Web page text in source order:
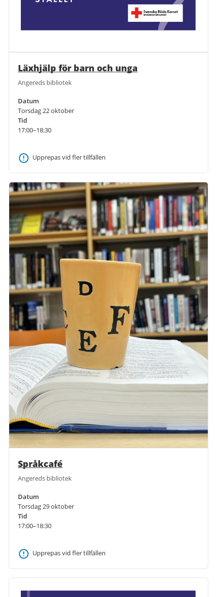
Läxhjälp för barn och unga
Angereds bibliotek
Datum
Torsdag 22 oktober
Tid
17:00–18:30
Upprepas vid fler tillfällen
Språkcafé
Angereds bibliotek
Datum
Torsdag 29 oktober
Tid
17:00–18:30
Upprepas vid fler tillfällen